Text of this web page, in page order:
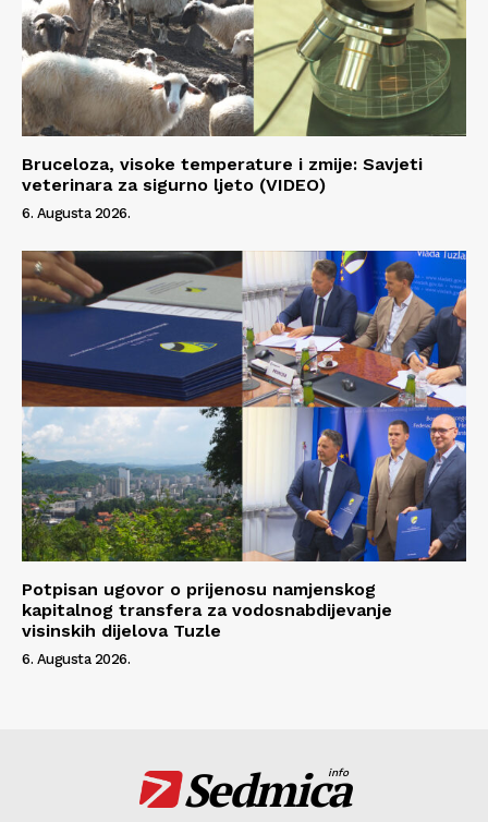
Bruceloza, visoke temperature i zmije: Savjeti
veterinara za sigurno ljeto (VIDEO)
6. Augusta 2026.
Potpisan ugovor o prijenosu namjenskog
kapitalnog transfera za vodosnabdijevanje
visinskih dijelova Tuzle
6. Augusta 2026.
Sedmica
info